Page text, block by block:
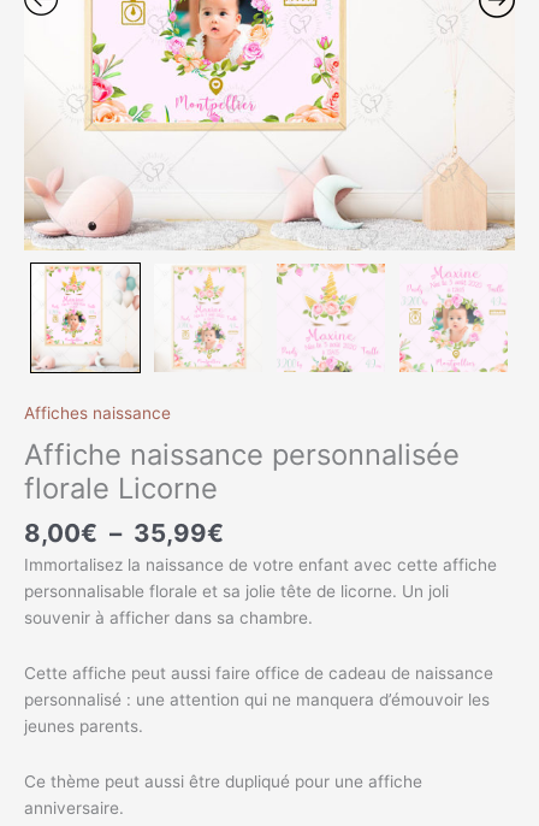
Affiches naissance
Affiche naissance personnalisée
florale Licorne
8,00€ – 35,99€
Immortalisez la naissance de votre enfant avec cette affiche
personnalisable florale et sa jolie tête de licorne. Un joli
souvenir à afficher dans sa chambre.
Cette affiche peut aussi faire office de cadeau de naissance
personnalisé : une attention qui ne manquera d’émouvoir les
jeunes parents.
Ce thème peut aussi être dupliqué pour une affiche
anniversaire.